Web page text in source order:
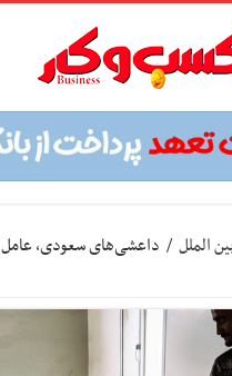
الملل / داعشی‌های سعودی، عامل